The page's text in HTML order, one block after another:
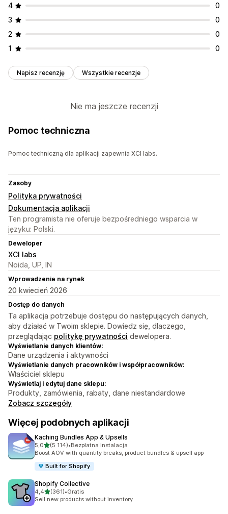
4
0
3
0
2
0
1
0
Napisz recenzję Wszystkie recenzje
Nie ma jeszcze recenzji
Pomoc techniczna
Pomoc techniczną dla aplikacji zapewnia XCI labs.
Zasoby
Polityka prywatności
Dokumentacja aplikacji
Ten programista nie oferuje bezpośredniego wsparcia w
języku: Polski.
Deweloper
XCI labs
Noida, UP, IN
Wprowadzenie na rynek
20 kwiecień 2026
Dostęp do danych
Ta aplikacja potrzebuje dostępu do następujących danych,
aby działać w Twoim sklepie. Dowiedz się, dlaczego,
przeglądając politykę prywatności dewelopera.
Wyświetlanie danych klientów:
Dane urządzenia i aktywności
Wyświetlanie danych pracowników i współpracowników:
Właściciel sklepu
Wyświetlaj i edytuj dane sklepu:
Produkty, zamówienia, rabaty, dane niestandardowe
Zobacz szczegóły
Więcej podobnych aplikacji
Kaching Bundles App & Upsells
5,0na 5 gwiazdek
(5 114)
Łączna liczba recenzji: 5114
•Bezpłatna instalacja
Boost AOV with quantity breaks, product bundles & upsell app
Built for Shopify
Shopify Collective
4,4na 5 gwiazdek
(361)
Łączna liczba recenzji: 361
•Gratis
Sell new products without inventory